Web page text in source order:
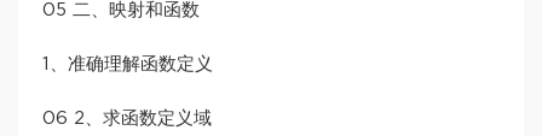
05 二、映射和函数
1、准确理解函数定义
06 2、求函数定义域